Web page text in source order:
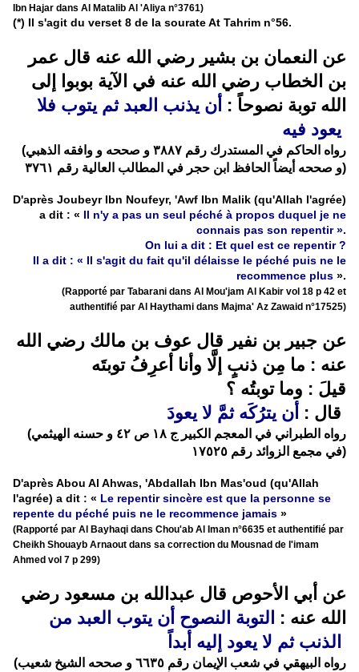
Ibn Hajar dans Al Matalib Al 'Aliya n°3761)
(*) Il s'agit du verset 8 de la sourate At Tahrim n°56.
عن النعمان بن بشير رضي الله عنه قال عمر
بن الخطاب رضي الله عنه في الآية بوبوا إلى
الله توبة نصوحاً : أن يذنب العبد ثم يتوب فلا
يعود فيه
(رواه الحاكم في المستدرك رقم ٣٨٨٧ و صححه و وافقه الذهبي
و صححه أيضاً الحافظ ابن حجر في المطالب العالية رقم ٣٧٦١)
D'après Joubeyr Ibn Noufeyr, 'Awf Ibn Malik (qu'Allah l'agrée)
a dit : « Il n'y a pas un seul péché à propos duquel je ne
connais pas son repentir ».
On lui a dit : Et quel est ce repentir ?
Il a dit : « Il s'agit du fait qu'il délaisse le péché puis ne le
recommence plus ».
(Rapporté par Tabarani dans Al Mou'jam Al Kabir vol 18 p 42 et
authentifié par Al Haythami dans Majma' Az Zawaid n°17525)
عن جبير بن نفير قال عوف بن مالك رضي الله
عنه : ما مِن ذنبٍ إلَّا وأنا أعرِفُ توبتَه
قيلَ : وما توبتُه ؟
قال : أن يترُكَه ثمَّ لا يعودَ
(رواه الطبراني في المعجم الكبير ج ١٨ ص ٤٢ و حسنه الهيثمي
في مجمع الزوائد رقم ١٧٥٢٥)
D'après Abou Al Ahwas, 'Abdallah Ibn Mas'oud (qu'Allah
l'agrée) a dit : « Le repentir sincère est que la personne se
repente du péché puis ne le recommence jamais »
(Rapporté par Al Bayhaqi dans Chou'ab Al Iman n°6635 et authentifié par
Cheikh Shouayb Arnaout dans sa correction du Mousnad de l'imam
Ahmed vol 7 p 299)
عن أبي الأحوص قال عبدالله بن مسعود رضي
الله عنه : التوبة النصوح أن يتوب العبد من
الذنب ثم لا يعود إليه أبداً
(رواه البيهقي في شعب الإيمان رقم ٦٦٣٥ و صححه الشيخ شعيب